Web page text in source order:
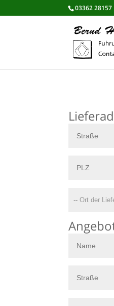
03362 28157